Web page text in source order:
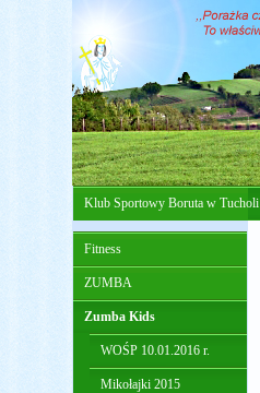
Klub Sportowy Boruta w Tucholi
Fitness
ZUMBA
Zumba Kids
WOŚP 10.01.2016 r.
Mikołajki 2015